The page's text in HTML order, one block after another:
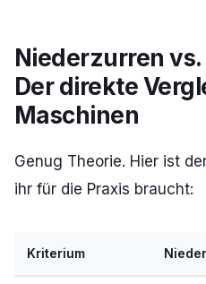
Niederzurren
Der direkte
Maschinen
Genug Theorie. Hier ist
ihr für die Praxis braucht:
Kriterium